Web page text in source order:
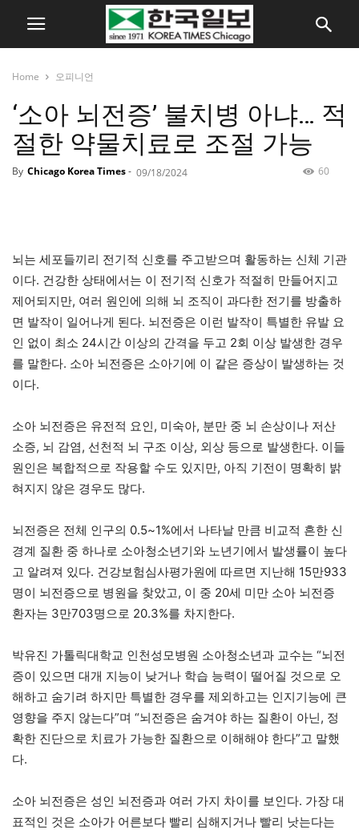
Home 오피니언
‘소아 뇌전증’ 불치병 아냐… 적
절한 약물치료로 조절 가능
By Chicago Korea Times- 09/18/2024 60
뇌는 세포들끼리 전기적 신호를 주고받으며 활동하는 신체 기관
이다. 건강한 상태에서는 이 전기적 신호가 적절히 만들어지고
제어되지만, 여러 원인에 의해 뇌 조직이 과다한 전기를 방출하
면 발작이 일어나게 된다. 뇌전증은 이런 발작이 특별한 유발 요
인 없이 최소 24시간 이상의 간격을 두고 2회 이상 발생한 경우
를 말한다. 소아 뇌전증은 소아기에 이 같은 증상이 발생하는 것
이다.
소아 뇌전증은 유전적 요인, 미숙아, 분만 중 뇌 손상이나 저산
소증, 뇌 감염, 선천적 뇌 구조 이상, 외상 등으로 발생한다. 이들
원인은 복합적으로 작용할 수도 있지만, 아직 기전이 명확히 밝
혀지지 않은 경우도 많다.
뇌전증은 전체 인구의 0.5~1%에서 나타날 만큼 비교적 흔한 신
경계 질환 중 하나로 소아청소년기와 노년기에서 발생률이 높다
고 알려져 있다. 건강보험심사평가원에 따르면 지난해 15만933
명이 뇌전증으로 병원을 찾았고, 이 중 20세 미만 소아 뇌전증
환자는 3만703명으로 20.3%를 차지한다.
박유진 가톨릭대학교 인천성모병원 소아청소년과 교수는 “뇌전
증이 있으면 대개 지능이 낮거나 학습 능력이 떨어질 것으로 오
해하고 숨기려 하지만 특별한 경우를 제외하고는 인지기능에 큰
영향을 주지 않는다”며 “뇌전증은 숨겨야 하는 질환이 아닌, 정
확한 진단으로 치료가 가능한 질환으로 이해해야 한다”고 말했
다.
소아 뇌전증은 성인 뇌전증과 여러 가지 차이를 보인다. 가장 대
표적인 것은 소아가 어른보다 빨리 심해지거나 빨리 낫는다는